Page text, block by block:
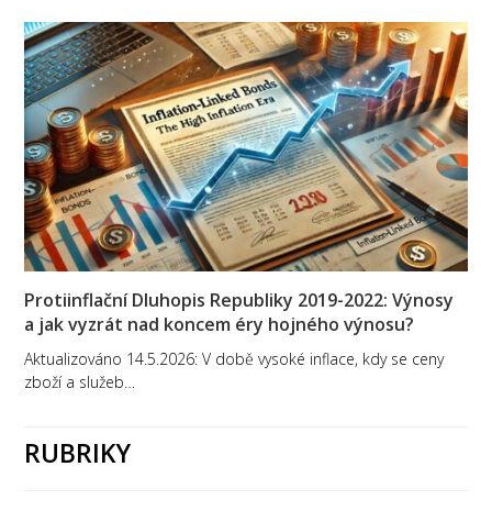
Protiinflační Dluhopis Republiky 2019-2022: Výnosy
a jak vyzrát nad koncem éry hojného výnosu?
Aktualizováno 14.5.2026: V době vysoké inflace, kdy se ceny
zboží a služeb…
RUBRIKY